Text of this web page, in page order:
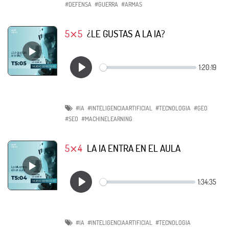
#DEFENSA #GUERRA #ARMAS
5⨯5 ¿LE GUSTAS A LA IA?
#IA #INTELIGENCIAARTIFICIAL #TECNOLOGIA #GEO
#SEO #MACHINELEARNING
5⨯4 LA IA ENTRA EN EL AULA
#IA #INTELIGENCIAARTIFICIAL
#TECNOLOGIA